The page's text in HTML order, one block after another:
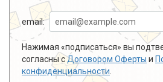
email:
Нажимая «подписаться» вы
согласны сДоговором Оферты и
конфиденциальности